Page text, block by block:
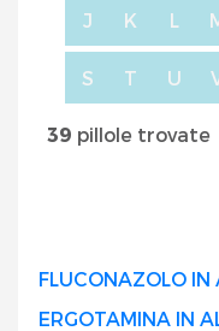
J K L
S T U
39 pillole trovate
FLUCONAZOLO
ERGOTAMINA IN